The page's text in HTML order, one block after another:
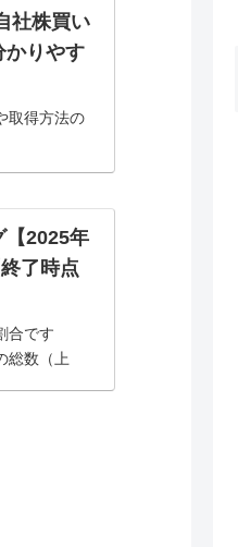
社株買い
かりやす
取得方法の
【2025年
了時点
合です
総数（上